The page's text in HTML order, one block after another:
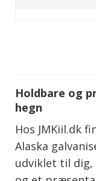
Holdbare og
hegn
Hos JMKiil.dk
Alaska
udviklet til dig,